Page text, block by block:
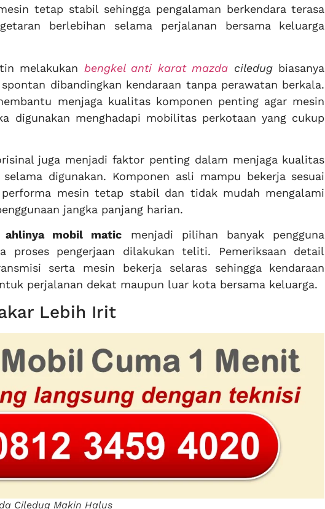
tetap stabil sehingga pengalaman berkendara terasa
berlebihan selama perjalanan bersama keluarga
melakukan bengkel anti karat mazda ciledugbiasanya
dibandingkan kendaraan tanpa perawatan berkala.
menjaga kualitas komponen penting agar mesin
digunakan menghadapi mobilitas perkotaan yang cukup
juga menjadi faktor penting dalam menjaga kualitas
digunakan. Komponen asli mampu bekerja sesuai
performa mesin tetap stabil dan tidak mudah mengalami
jangka panjang harian.
ahlinya mobil matic menjadi pilihan banyak pengguna
proses pengerjaan dilakukan teliti. Pemeriksaan detail
serta mesin bekerja selaras sehingga kendaraan
perjalanan dekat maupun luar kota bersama keluarga.
Lebih Irit
Ciledug Makin Halus